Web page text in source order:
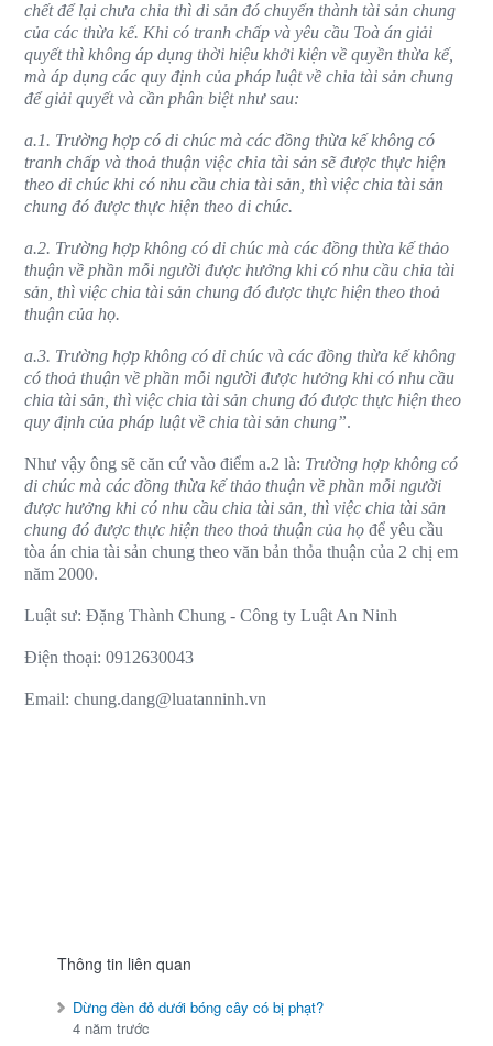
chết để lại chưa chia thì di sản đó chuyển thành tài sản chung
của các thừa kế. Khi có tranh chấp và yêu cầu Toà án giải
quyết thì không áp dụng thời hiệu khởi kiện về quyền thừa kế,
mà áp dụng các quy định của pháp luật về chia tài sản chung
để giải quyết và cần phân biệt như sau:
a.1. Trường hợp có di chúc mà các đồng thừa kế không có
tranh chấp và thoả thuận việc chia tài sản sẽ được thực hiện
theo di chúc khi có nhu cầu chia tài sản, thì việc chia tài sản
chung đó được thực hiện theo di chúc.
a.2. Trường hợp không có di chúc mà các đồng thừa kế thảo
thuận về phần mỗi người được hưởng khi có nhu cầu chia tài
sản, thì việc chia tài sản chung đó được thực hiện theo thoả
thuận của họ.
a.3. Trường hợp không có di chúc và các đồng thừa kế không
có thoả thuận về phần mỗi người được hưởng khi có nhu cầu
chia tài sản, thì việc chia tài sản chung đó được thực hiện theo
quy định của pháp luật về chia tài sản chung”.
Như vậy ông sẽ căn cứ vào điểm a.2 là: Trường hợp không có
di chúc mà các đồng thừa kế thảo thuận về phần mỗi người
được hưởng khi có nhu cầu chia tài sản, thì việc chia tài sản
chung đó được thực hiện theo thoả thuận của họ để yêu cầu
tòa án chia tài sản chung theo văn bản thỏa thuận của 2 chị em
năm 2000.
Luật sư: Đặng Thành Chung - Công ty Luật An Ninh
Điện thoại: 0912630043
Email:chung.dang@luatanninh.vn
Thông tin liên quan
Dừng đèn đỏ dưới bóng cây có bị phạt?
4 năm trước